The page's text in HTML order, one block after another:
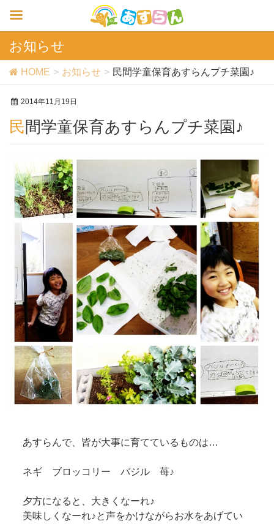
お知らせ
HOME お知らせ 民間学童保育あすらんプチ菜園♪
2014年11月19日
民間学童保育あすらんプチ菜園♪
あすらんで、皆が大事に育てているものは…
ネギ ブロッコリー バジル 苺♪
夕方になると、大きくなーれ♪
美味しくなーれ♪と声をかけながらお水をあげてい